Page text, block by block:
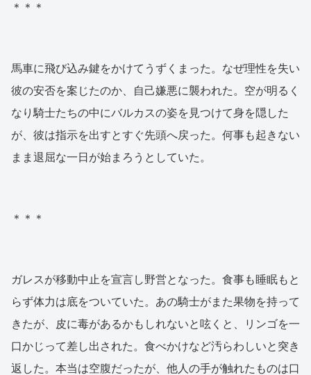
＊＊＊
馬車に飛び込み鍵をかけてうずくまった。なぜ理性を失い
彼の安否を案じたのか、自己嫌悪に襲われた。空が明るく
なり騎士たちの中にバルカスの姿を見つけて身を隠した
が、彼は指示を出すとすぐ先頭へ戻った。何事も起きない
まま退屈な一日が始まろうとしていた。
＊＊＊
ガレスが移動中止を宣言し野営となった。食事も睡眠もと
らず体力は底をついていた。あの騎士がまた果物を持って
きたが、皮に毒があるかもしれないと呟くと、リンゴを一
口かじって差し出された。食べかけなど汚らわしいと突き
返した。本当は空腹だったが、他人の手が触れたものは口